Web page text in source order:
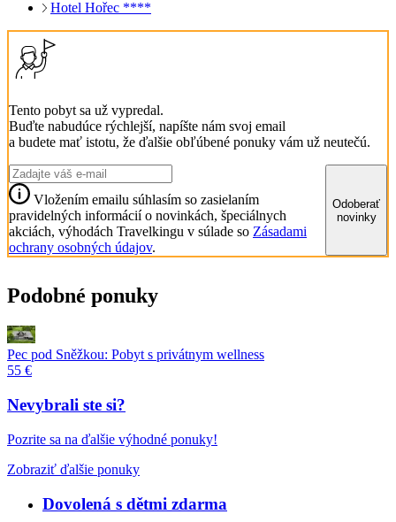
Hotel Hořec ****
Tento pobyt sa už vypredal.
Buďte nabudúce rýchlejší, napíšte nám svoj email
a budete mať istotu, že ďalšie obľúbené ponuky vám už neutečú.
Vložením emailu súhlasím so zasielaním
pravidelných informácií o novinkách, špeciálnych
akciách, výhodách Travelkingu v súlade so Zásadami
ochrany osobných údajov.
Odoberať
novinky
Podobné ponuky
Pec pod Sněžkou: Pobyt s privátnym wellness
55 €
Nevybrali ste si?
Pozrite sa na ďalšie výhodné ponuky!
Zobraziť ďalšie ponuky
Dovolená s dětmi zdarma